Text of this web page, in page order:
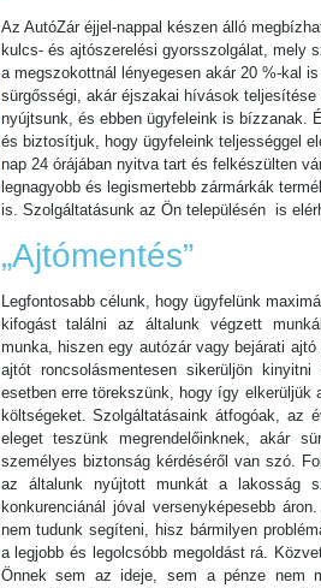
Az AutóZár éjjel-nappal készen álló
kulcs- és ajtószerelési gyorsszolgálat, mely
a megszokottnál lényegesen akár 20 %-kal
sürgősségi, akár éjszakai hívások
nyújtsunk, és ebben ügyfeleink is bízzanak.
és biztosítjuk, hogy ügyfeleink teljességgel
nap 24 órájában nyitva tart és felkészülten
legnagyobb és legismertebb zármárkák
is. Szolgáltatásunk az Ön településén is
„Ajtómentés”
Legfontosabb célunk, hogy ügyfelünk
kifogást találni az általunk végzett
munka, hiszen egy autózár vagy bejárati
ajtót roncsolásmentesen sikerüljön
esetben erre törekszünk, hogy így elkerüljük
költségeket. Szolgáltatásaink átfogóak, az
eleget teszünk megrendelőinknek, akár
személyes biztonság kérdéséről van szó.
az általunk nyújtott munkát a lakosság
konkurenciánál jóval versenyképesebb
nem tudunk segíteni, hisz bármilyen
a legjobb és legolcsóbb megoldást rá.
Önnek sem az ideje, sem a pénze nem